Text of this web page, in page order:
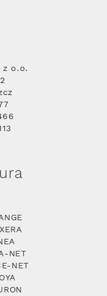
z o.o.
NET
NET